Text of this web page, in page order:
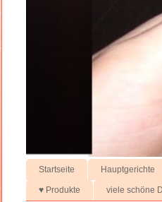
Startseite Hauptgerichte
♥ Produkte viele schöne